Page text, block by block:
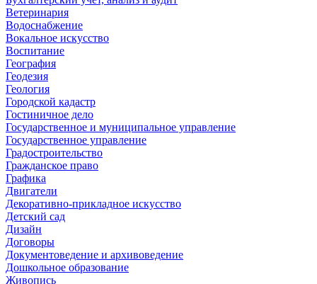
Ветеринария
Водоснабжение
Вокальное искусство
Воспитание
География
Геодезия
Геология
Городской кадастр
Гостиничное дело
Государственное и муниципальное управление
Государственное управление
Градостроительство
Гражданское право
Графика
Двигатели
Декоративно-прикладное искусство
Детский сад
Дизайн
Договоры
Документоведение и архивоведение
Дошкольное образование
Живопись